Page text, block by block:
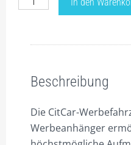
WIDERRUF
CitCar-
LLKW
Zugfz.,
Werbeanhänger
Beschreibung
Die CitCar-
Werbeanhänger